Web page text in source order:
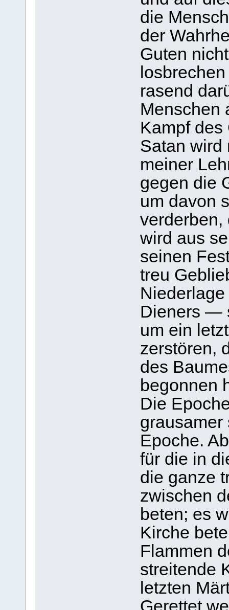
die
der
Guten
rasend
Menschen
Kampf des
Satan wird
meiner
gegen die
um davon
verderben,
wird aus
seinen
treu
Dieners —
um ein
zerstören,
des
begonnen
Die
grausamer
Epoche.
für die in
die ganze
zwischen
beten; es
Kirche
Flammen
streitende
letzten